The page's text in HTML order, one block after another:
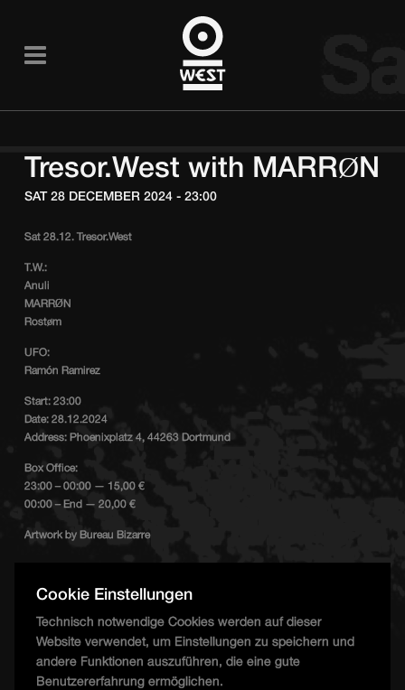
Tresor.West with MARRØN
SAT 28 DECEMBER 2024 - 23:00
Sat 28.12. Tresor.West
T.W.:
Anuli
MARRØN
Rostøm
UFO:
Ramón Ramirez
Start: 23:00
Date: 28.12.2024
Address: Phoenixplatz 4, 44263 Dortmund
Box Office:
23:00 – 00:00 — 15,00 €
00:00 – End — 20,00 €
Artwork by Bureau Bizarre
T.W. Floor
MARRØN
Cookie Einstellungen
Technisch notwendige Cookies werden auf dieser
Website verwendet, um Einstellungen zu speichern und
andere Funktionen auszuführen, die eine gute
Benutzererfahrung ermöglichen.